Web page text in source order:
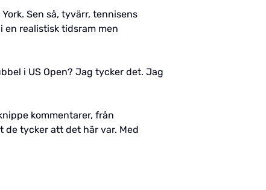
Sen så, tyvärr, tennisens
realistisk tidsram men
i US Open? Jag tycker det. Jag
kommentarer, från
de tycker att det här var. Med